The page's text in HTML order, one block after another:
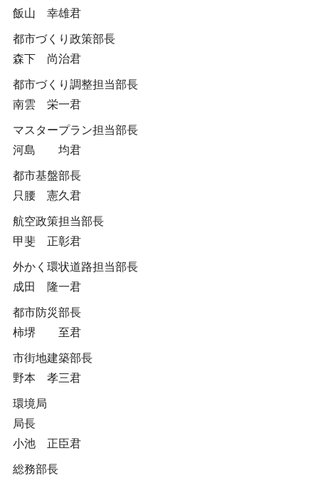
飯山 幸雄君
都市づくり政策部長
森下 尚治君
都市づくり調整担当部長
南雲 栄一君
マスタープラン担当部長
河島 均君
都市基盤部長
只腰 憲久君
航空政策担当部長
甲斐 正彰君
外かく環状道路担当部長
成田 隆一君
都市防災部長
柿堺 至君
市街地建築部長
野本 孝三君
環境局
局長
小池 正臣君
総務部長